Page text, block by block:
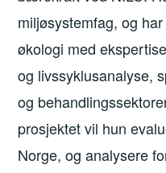
miljøsystemfag, og
økologi med
og livssyklusanalyse,
og
prosjektet vil hun
Norge, og analysere